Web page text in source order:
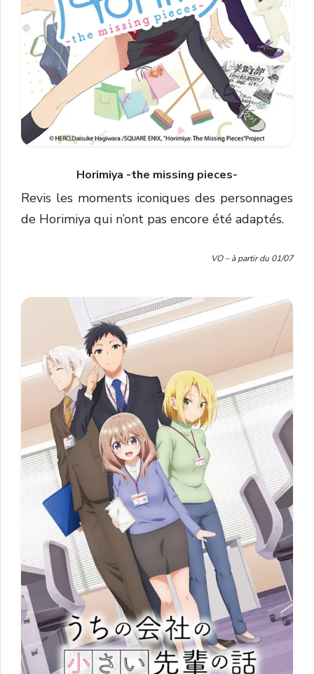
Horimiya -the missing pieces-
Revis les moments iconiques des personnages
de Horimiya qui n’ont pas encore été adaptés.
VO – à partir du 01/07